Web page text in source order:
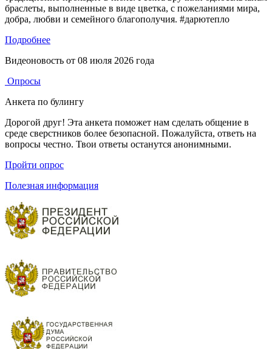
браслеты, выполненные в виде цветка, с пожеланиями мира,
добра, любви и семейного благополучия. #дарютепло
Подробнее
Видеоновость от 08 июля 2026 года
Опросы
Анкета по булингу
Дорогой друг! Эта анкета поможет нам сделать общение в
среде сверстников более безопасной. Пожалуйста, ответь на
вопросы честно. Твои ответы останутся анонимными.
Пройти опрос
Полезная информация